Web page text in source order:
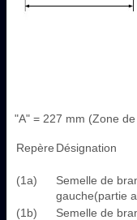
"A" = 227 mm (Zone de
Repère Désignation
(1a)
Semelle de
gauche(partie
(1b)
Semelle de